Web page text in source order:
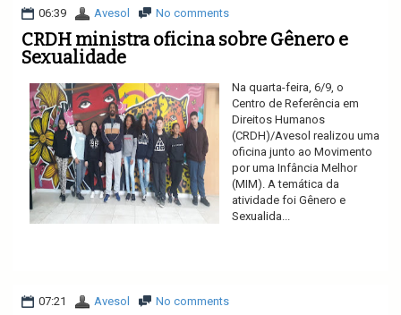
06:39 Avesol No comments
CRDH ministra oficina sobre Gênero e
Sexualidade
Na quarta-feira, 6/9, o
Centro de Referência em
Direitos Humanos
(CRDH)/Avesol realizou uma
oficina junto ao Movimento
por uma Infância Melhor
(MIM). A temática da
atividade foi Gênero e
Sexualida...
07:21 Avesol No comments